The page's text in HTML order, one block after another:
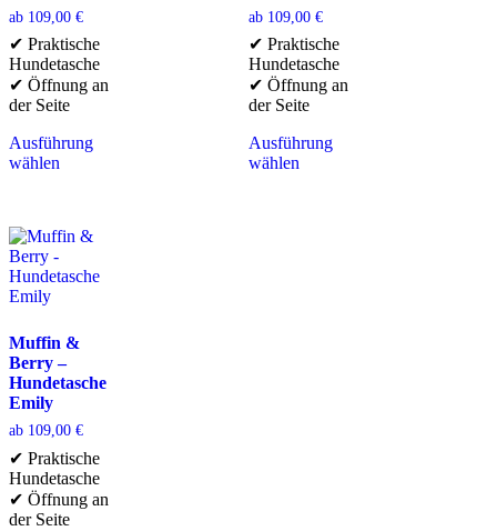
ab 109,00 €
✔ Praktische
Hundetasche
✔ Öffnung an
der Seite
Ausführung
wählen
ab 109,00 €
✔ Praktische
Hundetasche
✔ Öffnung an
der Seite
Ausführung
wählen
Muffin &
Berry –
Hundetasche
Emily
ab 109,00 €
✔ Praktische
Hundetasche
✔ Öffnung an
der Seite